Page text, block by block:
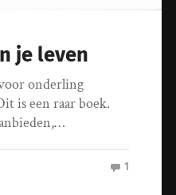
je leven
onderling
is een raar boek.
1